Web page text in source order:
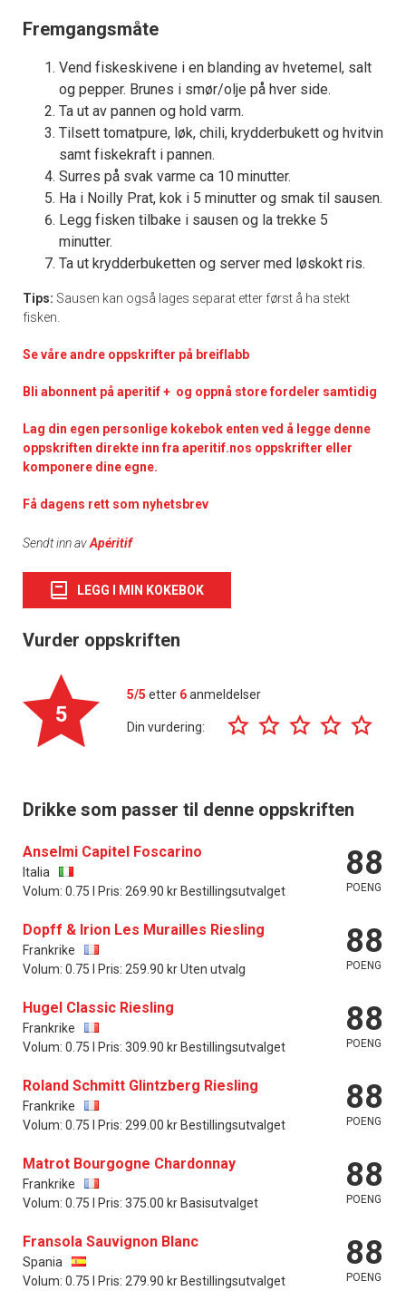
Fremgangsmåte
Vend fiskeskivene i en blanding av hvetemel, salt
og pepper. Brunes i smør/olje på hver side.
Ta ut av pannen og hold varm.
Tilsett tomatpure, løk, chili, krydderbukett og hvitvin
samt fiskekraft i pannen.
Surres på svak varme ca 10 minutter.
Ha i Noilly Prat, kok i 5 minutter og smak til sausen.
Legg fisken tilbake i sausen og la trekke 5
minutter.
Ta ut krydderbuketten og server med løskokt ris.
Tips: Sausen kan også lages separat etter først å ha stekt
fisken.
Se våre andre oppskrifter på breiflabb
Bli abonnent på aperitif + og oppnå store fordeler samtidig
Lag din egen personlige kokebok enten ved å legge denne
oppskriften direkte inn fra aperitif.nos oppskrifter eller
komponere dine egne.
Få dagens rett som nyhetsbrev
Sendt inn avApéritif
LEGG I MIN KOKEBOK
Vurder oppskriften
5
5/5 etter 6anmeldelser
Din vurdering:
Drikke som passer til denne oppskriften
Anselmi Capitel Foscarino
Italia
Volum: 0.75 l Pris: 269.90 kr Bestillingsutvalget
88
POENG
Dopff & Irion Les Murailles Riesling
Frankrike
Volum: 0.75 l Pris: 259.90 kr Uten utvalg
88
POENG
Hugel Classic Riesling
Frankrike
Volum: 0.75 l Pris: 309.90 kr Bestillingsutvalget
88
POENG
Roland Schmitt Glintzberg Riesling
Frankrike
Volum: 0.75 l Pris: 299.00 kr Bestillingsutvalget
88
POENG
Matrot Bourgogne Chardonnay
Frankrike
Volum: 0.75 l Pris: 375.00 kr Basisutvalget
88
POENG
Fransola Sauvignon Blanc
Spania
Volum: 0.75 l Pris: 279.90 kr Bestillingsutvalget
88
POENG